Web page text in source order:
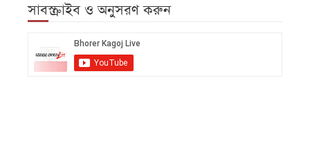
সাবস্ক্রাইব ও অনুসরণ করুন